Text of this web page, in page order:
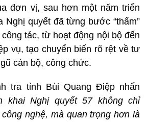
đơn vị, sau hơn một năm triển
Nghị quyết đã từng bước “thấm”
tác, từ hoạt động nội bộ đến
vụ, tạo chuyển biến rõ rệt về tư
cán bộ, công chức.
tra tỉnh Bùi Quang Điệp nhấn
khai Nghị quyết 57 không chỉ
nghệ, mà quan trọng hơn là